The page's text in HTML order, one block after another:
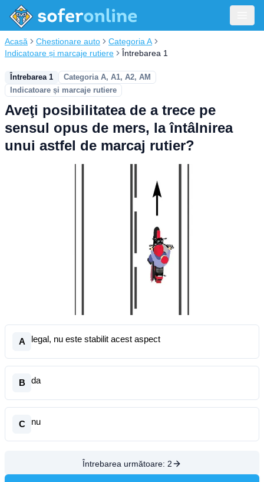
Acasă Chestionare auto
Categoria A
Indicatoare și marcaje rutiere
Întrebarea 1
Întrebarea 1
Categoria A, A1, A2, AM
Indicatoare și marcaje rutiere
Aveţi posibilitatea de a trece pe
sensul opus de mers, la întâlnirea
unui astfel de marcaj rutier?
A legal, nu este stabilit acest aspect
B da
C nu
Întrebarea următoare: 2